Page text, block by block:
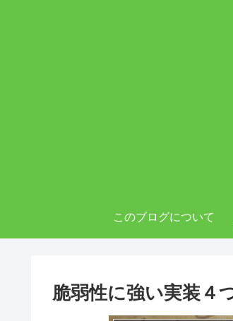
このブログについて
脆弱性に強い実装４